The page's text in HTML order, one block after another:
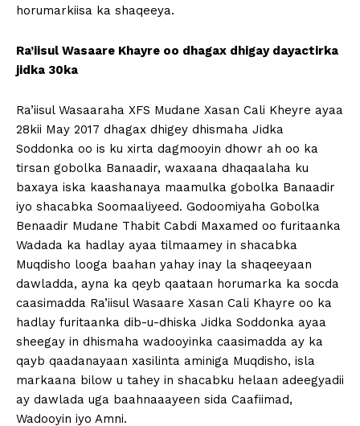
horumarkiisa ka shaqeeya.
Ra’iisul Wasaare Khayre oo dhagax dhigay dayactirka
jidka 30ka
Ra’iisul Wasaaraha XFS Mudane Xasan Cali Kheyre ayaa
28kii May 2017 dhagax dhigey dhismaha Jidka
Soddonka oo is ku xirta dagmooyin dhowr ah oo ka
tirsan gobolka Banaadir, waxaana dhaqaalaha ku
baxaya iska kaashanaya maamulka gobolka Banaadir
iyo shacabka Soomaaliyeed. Godoomiyaha Gobolka
Benaadir Mudane Thabit Cabdi Maxamed oo furitaanka
Wadada ka hadlay ayaa tilmaamey in shacabka
Muqdisho looga baahan yahay inay la shaqeeyaan
dawladda, ayna ka qeyb qaataan horumarka ka socda
caasimadda Ra’iisul Wasaare Xasan Cali Khayre oo ka
hadlay furitaanka dib-u-dhiska Jidka Soddonka ayaa
sheegay in dhismaha wadooyinka caasimadda ay ka
qayb qaadanayaan xasilinta aminiga Muqdisho, isla
markaana bilow u tahey in shacabku helaan adeegyadii
ay dawlada uga baahnaaayeen sida Caafiimad,
Wadooyin iyo Amni.